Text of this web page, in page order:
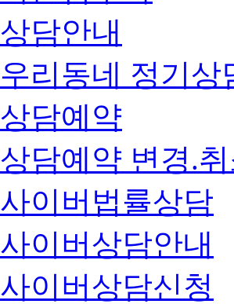
상담안내
우리동네 정기상
상담예약
상담예약 변경.
사이버법률상담
사이버상담안내
사이버상담신청